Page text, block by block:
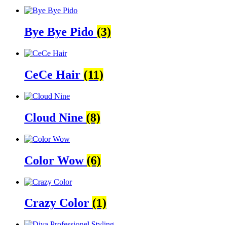
Bye Bye Pido (3)
CeCe Hair (11)
Cloud Nine (8)
Color Wow (6)
Crazy Color (1)